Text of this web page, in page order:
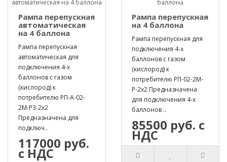
Рампа перепускная
автоматическая
на 4 баллона
Рампа перепускная
автоматическая для
подключения 4-х
баллонов с газом
(кислород) к
потребителю РП-А-02-
2М-Р3-2х2
Предназначена для
подключ..
117000 руб.
с НДС
Рампа перепускная
на 4 баллона
Рампа перепускная для
подключения 4-х
баллонов с газом
(кислород) к
потребителю РП-02-2М-
Р-2х2 Предназначена
для подключения 4-х
баллонов ..
85500 руб. с
НДС